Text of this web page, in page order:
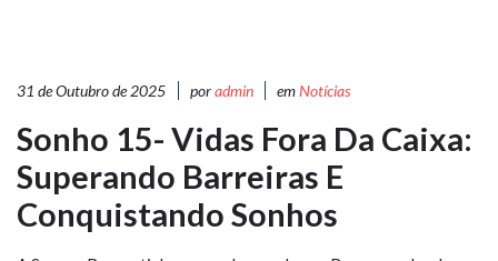
31 de Outubro de 2025 poradmin emNotícias
Sonho 15- Vidas Fora Da Caixa:
Superando Barreiras E
Conquistando Sonhos